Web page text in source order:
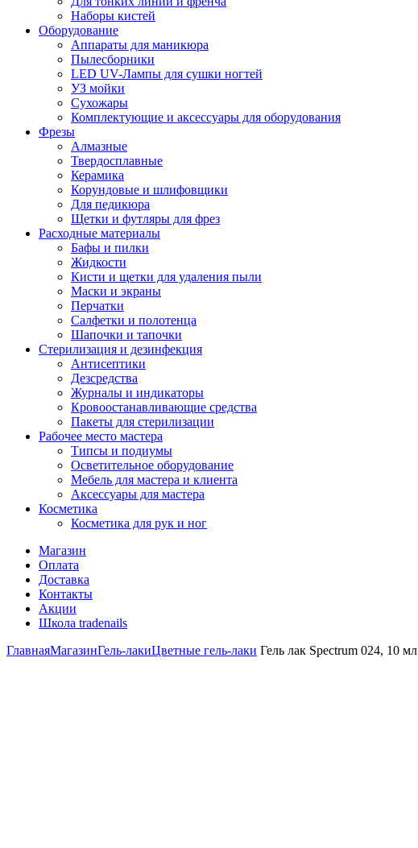
Наборы кистей
Оборудование
Аппараты для маникюра
Пылесборники
LED UV-Лампы для сушки ногтей
УЗ мойки
Сухожары
Комплектующие и аксессуары для оборудования
Фрезы
Алмазные
Твердосплавные
Керамика
Корундовые и шлифовщики
Для педикюра
Щетки и футляры для фрез
Расходные материалы
Бафы и пилки
Жидкости
Кисти и щетки для удаления пыли
Маски и экраны
Перчатки
Салфетки и полотенца
Шапочки и тапочки
Стерилизация и дезинфекция
Антисептики
Дезсредства
Журналы и индикаторы
Кровоостанавливающие средства
Пакеты для стерилизации
Рабочее место мастера
Типсы и подиумы
Осветительное оборудование
Мебель для мастера и клиента
Аксессуары для мастера
Косметика
Косметика для рук и ног
Магазин
Оплата
Доставка
Контакты
Акции
Школа tradenails
ГлавнаяМагазинГель-лакиЦветные гель-лаки Гель лак Spectrum 024, 10 мл